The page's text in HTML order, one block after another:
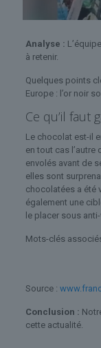
Analyse :
à retenir.
Quelques points
Europe : l’or noir
Ce qu’il faut
Le chocolat est-il
en tout cas
envolés avant de
elles sont
chocolatées a été
également une
le placer sous anti-
Mots-clés
Source :
Conclusion :
cette actualité.